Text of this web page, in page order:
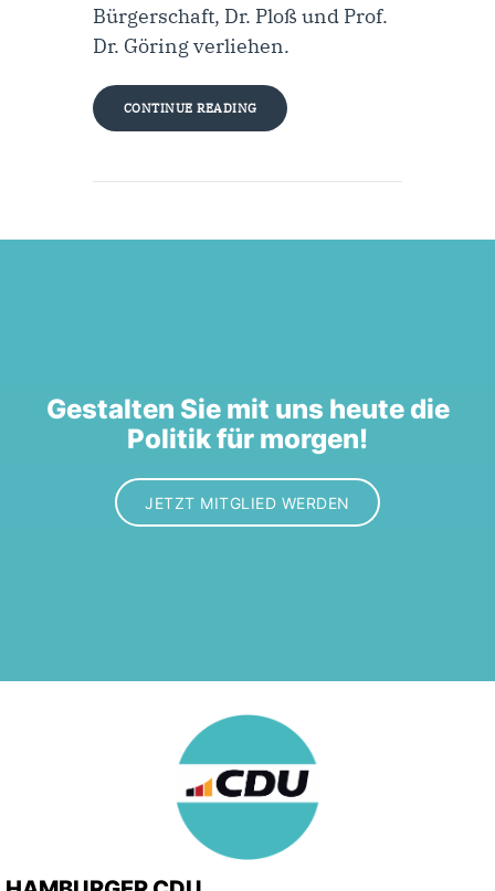
Bürgerschaft, Dr. Ploß und Prof.
Dr. Göring verliehen.
CONTINUE READING
Gestalten Sie mit uns heute die
Politik für morgen!
JETZT MITGLIED WERDEN